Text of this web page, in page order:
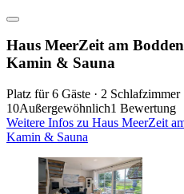
Haus MeerZeit am
Kamin & Sauna
Platz für 6 Gäste · 2 Schlafzimmer
10Außergewöhnlich1 Bewertung
Weitere Infos zu Haus MeerZeit
Kamin & Sauna